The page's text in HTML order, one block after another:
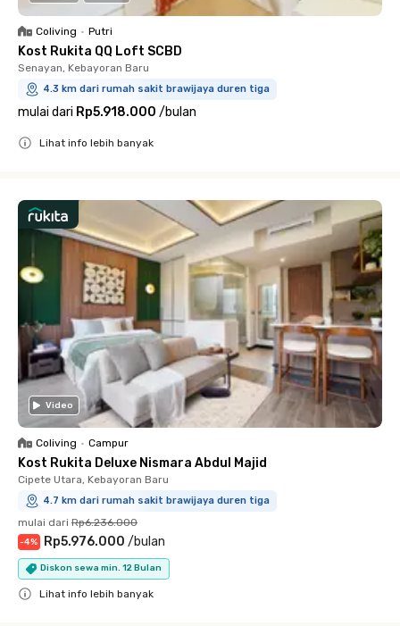
Coliving • Putri
Kost Rukita QQ Loft SCBD
Senayan, Kebayoran Baru
4.3 km dari rumah sakit brawijaya duren tiga
mulai dari Rp5.918.000 /bulan
Lihat info lebih banyak
Video
Coliving • Campur
Kost Rukita Deluxe Nismara Abdul Majid
Cipete Utara, Kebayoran Baru
4.7 km dari rumah sakit brawijaya duren tiga
mulai dari Rp6.236.000
-4% Rp5.976.000 /bulan
Diskon sewa min. 12 Bulan
Lihat info lebih banyak